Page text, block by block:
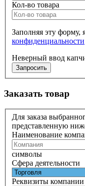
Кол-во товара
Заполняя эту форму,
конфиденциальности
Неверный ввод
Запросить
Заказать товар
Для заказа
представленную
Наименование
символы
Сфера деятельности
Реквизиты компании